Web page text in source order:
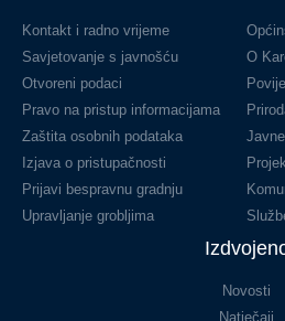
Kontakt i radno vrijeme
Savjetovanje s javnošću
Otvoreni podaci
Pravo na pristup informacijama
Zaštita osobnih podataka
Izjava o pristupačnosti
Prijavi bespravnu gradnju
Upravljanje grobljima
O
Novosti
Natječaji